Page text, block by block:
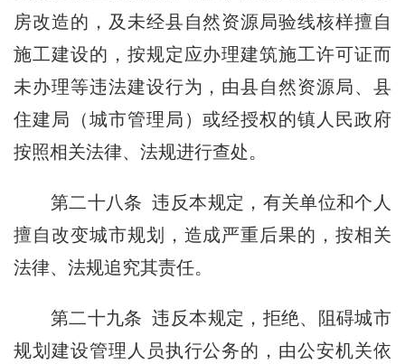
房改造的，及未经县自然资源局验线核样擅自
施工建设的，按规定应办理建筑施工许可证而
未办理等违法建设行为，由县自然资源局、县
住建局（城市管理局）或经授权的镇人民政府
按照相关法律、法规进行查处。
第二十八条 违反本规定，有关单位和个人
擅自改变城市规划，造成严重后果的，按相关
法律、法规追究其责任。
第二十九条 违反本规定，拒绝、阻碍城市
规划建设管理人员执行公务的，由公安机关依